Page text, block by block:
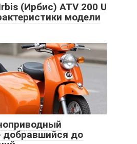
(Ирбис) ATV 200 U
модели
добравшийся до